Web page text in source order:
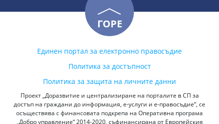
ГОРЕ
Единен портал за електронно правосъдие
Политика за достъпност
Политика за защита на личните данни
Проект „Доразвитие и централизиране на порталите в СП за
достъп на граждани до информация, е-услуги и е-правосъдие“, се
осъществява с финансовата подкрепа на Оперативна програма
„Добро управление“ 2014-2020, съфинансирана от Европейския